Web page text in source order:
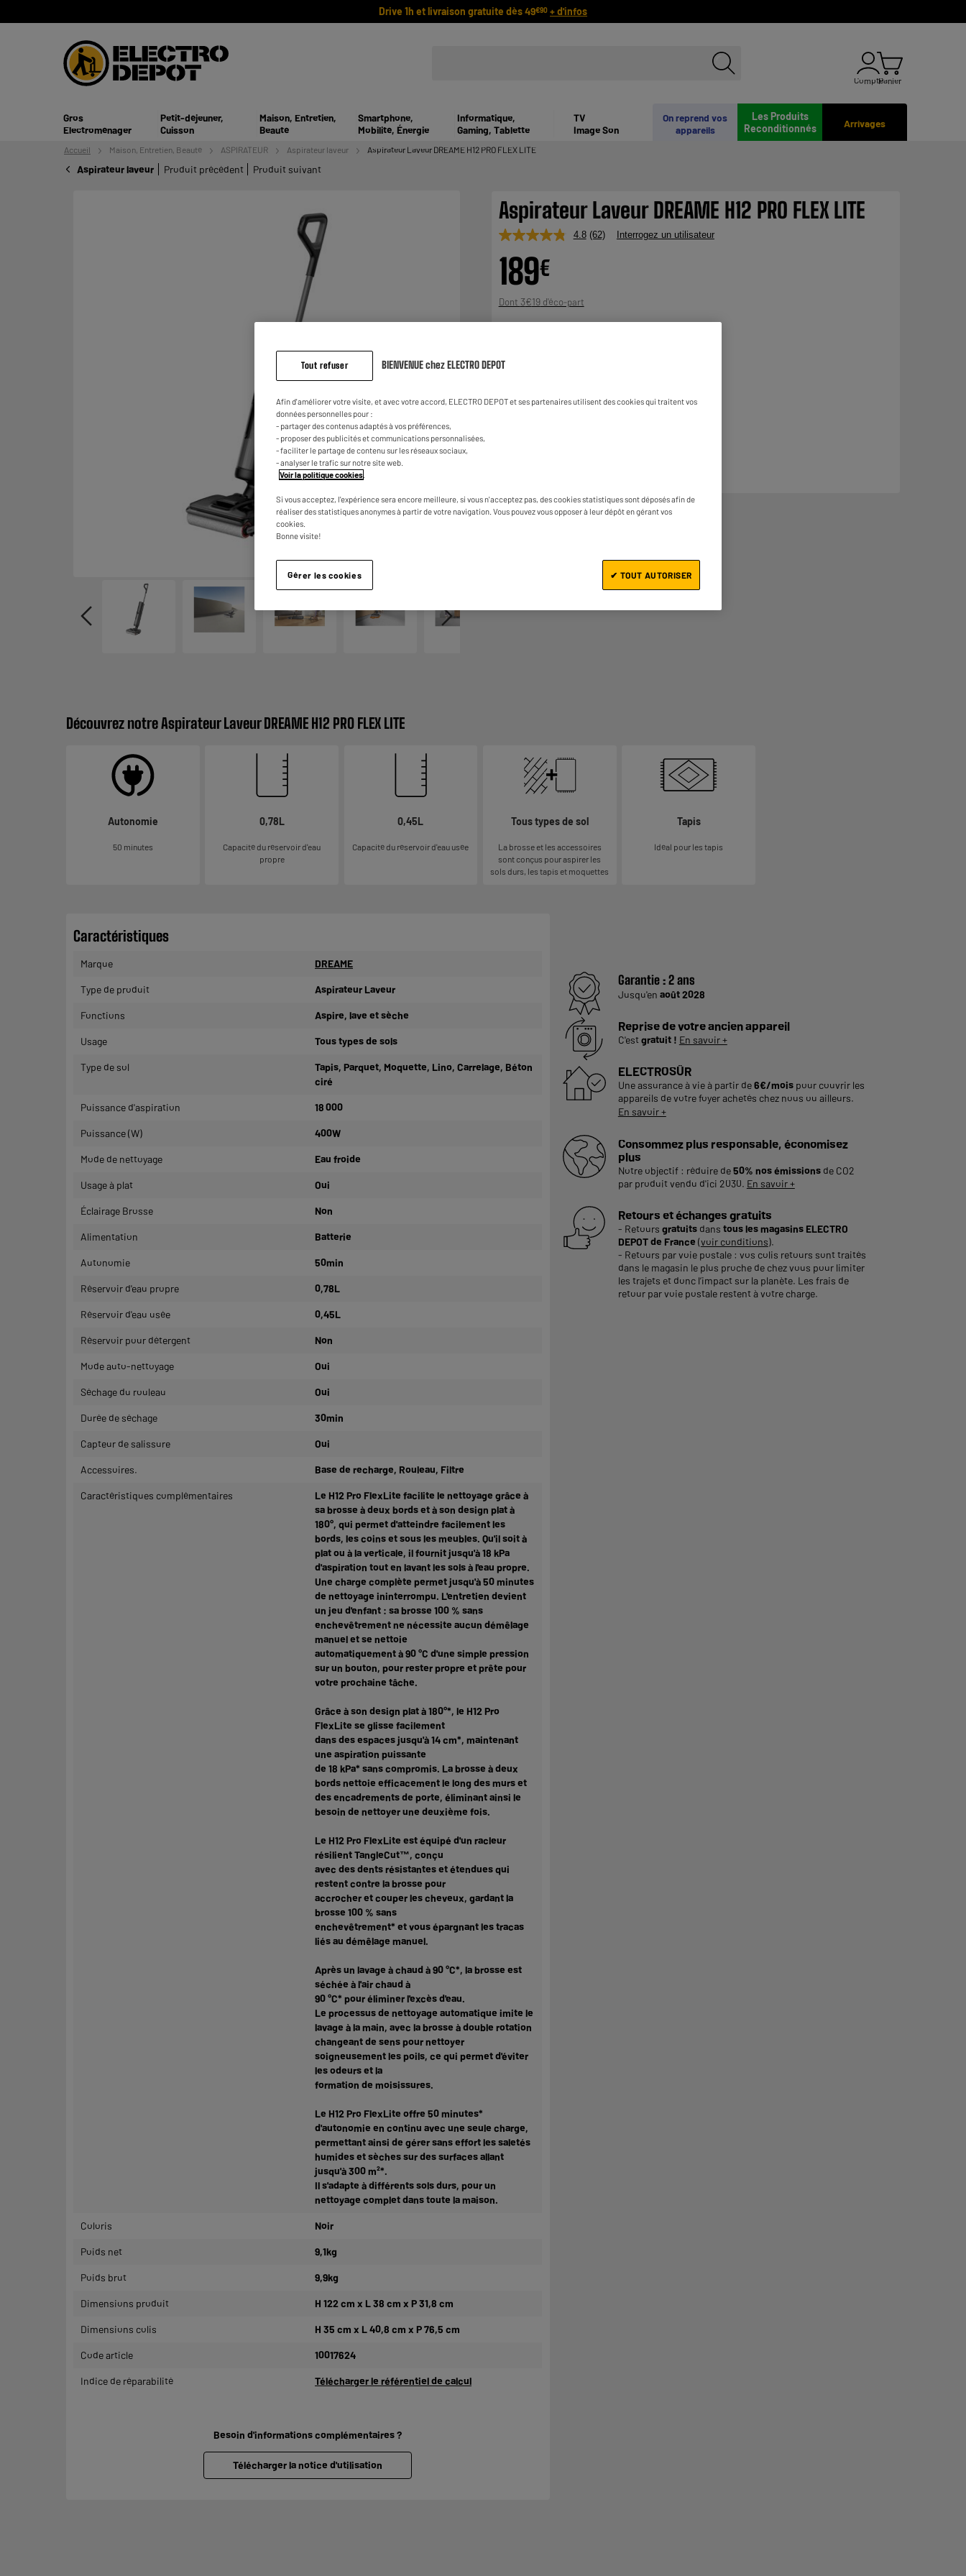
Drive 1h et livraison gratuite dès 49€90 + d'infos
ComptePanier
Arrivages
Les Produits
Reconditionnés
On reprend vos
appareils
Gros
Electroménager
Petit-déjeuner,
Cuisson
Maison, Entretien,
Beauté
Smartphone,
Mobilité, Énergie
Informatique,
Gaming, Tablette
TV
Image Son
Accueil Maison, Entretien, Beauté ASPIRATEUR Aspirateur laveur Aspirateur Laveur DREAME H12 PRO FLEX LITE
Aspirateur laveur Produit précédent Produit suivant
Aspirateur Laveur DREAME H12 PRO FLEX LITE
4.8 Lire
page.
(62) Interrogez un utilisateur
189€
Dont 3€19
Découvrez notre Aspirateur Laveur DREAME H12 PRO FLEX LITE
Autonomie
50 minutes
0,78L
Capacité du réservoir d'eau
propre
0,45L
Capacité du réservoir d'eau usée
Tous types de sol
La brosse et les accessoires
sont conçus pour aspirer les
sols durs, les tapis et moquettes
Tapis
Idéal pour les tapis
Garantie :2 ans
Jusqu'en août 2028
Reprise de votre ancien appareil
C'estgratuit ! En savoir +
ELECTROSÛR
Une assurance à vie à partir de6€/moispour couvrir les
appareils de votre foyer achetés chez nous ou ailleurs.
En savoir +
Consommez plus responsable, économisez
plus
Notre objectif : réduire de50% nos émissionsde CO2
par produit vendu d'ici 2030. En savoir +
Retours et échanges gratuits
- Retours gratuitsdans tous les magasins ELECTRO
DEPOT de France (voir conditions).
- Retours par voie postale : vos colis retours sont traités
dans le magasin le plus proche de chez vous pour limiter
les trajets et donc l’impact sur la planète. Les frais de
retour par voie postale restent à votre charge.
Caractéristiques
Marque DREAME
Type de produit Aspirateur Laveur
Fonctions Aspire, lave et sèche
Usage Tous types de sols
Type de sol
Tapis, Parquet, Moquette, Lino, Carrelage, Béton
ciré
Puissance d'aspiration 18 000
Puissance (W) 400W
Mode de nettoyage Eau froide
Usage à plat Oui
Éclairage Brosse Non
Alimentation Batterie
Autonomie 50min
Réservoir d'eau propre 0,78L
Réservoir d'eau usée 0,45L
Réservoir pour détergent Non
Mode auto-nettoyage Oui
Séchage du rouleau Oui
Durée de séchage 30min
Capteur de salissure Oui
Accessoires. Base de recharge, Rouleau, Filtre
Caractéristiques complémentaires
Le H12 Pro FlexLite facilite le nettoyage grâce à
sa brosse à deux bords et à son design plat à
180°, qui permet d'atteindre facilement les
bords, les coins et sous les meubles. Qu'il soit à
plat ou à la verticale, il fournit jusqu'à 18 kPa
d'aspiration tout en lavant les sols à l'eau propre.
Une charge complète permet jusqu'à 50 minutes
de nettoyage ininterrompu. L'entretien devient
un jeu d'enfant : sa brosse 100 % sans
enchevêtrement ne nécessite aucun démêlage
manuel et se nettoie
automatiquement à 90 °C d'une simple pression
sur un bouton, pour rester propre et prête pour
votre prochaine tâche.
Grâce à son design plat à 180°*, le H12 Pro
FlexLite se glisse facilement
dans des espaces jusqu'à 14 cm*, maintenant
une aspiration puissante
de 18 kPa* sans compromis. La brosse à deux
bords nettoie efficacement le long des murs et
des encadrements de porte, éliminant ainsi le
besoin de nettoyer une deuxième fois.
Le H12 Pro FlexLite est équipé d'un racleur
résilient TangleCut™, conçu
avec des dents résistantes et étendues qui
restent contre la brosse pour
accrocher et couper les cheveux, gardant la
brosse 100 % sans
enchevêtrement* et vous épargnant les tracas
liés au démêlage manuel.
Après un lavage à chaud à 90 °C*, la brosse est
séchée à l'air chaud à
90 °C* pour éliminer l'excès d'eau.
Le processus de nettoyage automatique imite le
lavage à la main, avec la brosse à double rotation
changeant de sens pour nettoyer
soigneusement les poils, ce qui permet d'éviter
les odeurs et la
formation de moisissures.
Le H12 Pro FlexLite offre 50 minutes*
d'autonomie en continu avec une seule charge,
permettant ainsi de gérer sans effort les saletés
humides et sèches sur des surfaces allant
jusqu'à 300 m²*.
Il s'adapte à différents sols durs, pour un
nettoyage complet dans toute la maison.
Coloris Noir
Poids net 9,1kg
Poids brut 9,9kg
Dimensions produit H 122 cm x L 38 cm x P 31,8 cm
Dimensions colis H 35 cm x L 40,8 cm x P 76,5 cm
Code article 10017624
Indice de réparabilité Télécharger le référentiel de calcul
Besoin d'informations complémentaires ?
Télécharger la notice d'utilisation
Tout refuser BIENVENUE chez ELECTRO DEPOT
Afin d'améliorer votre visite, et avec votre accord, ELECTRO DEPOT et ses partenaires utilisent des cookies qui traitent vos
données personnelles pour :
- partager des contenus adaptés à vos préférences,
- proposer des publicités et communications personnalisées,
- faciliter le partage de contenu sur les réseaux sociaux,
- analyser le trafic sur notre site web.
Voir la politique cookies
Si vous acceptez, l'expérience sera encore meilleure, si vous n'acceptez pas, des cookies statistiques sont déposés afin de
réaliser des statistiques anonymes à partir de votre navigation. Vous pouvez vous opposer à leur dépôt en gérant vos
cookies.
Bonne visite!
Gérer les cookies ✔ TOUT AUTORISER